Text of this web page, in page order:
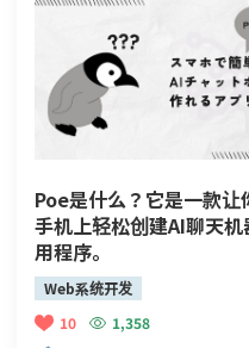
Poe是什么？它是一款让
手机上轻松创建AI聊天
用程序。
Web系统开发
10
1,358